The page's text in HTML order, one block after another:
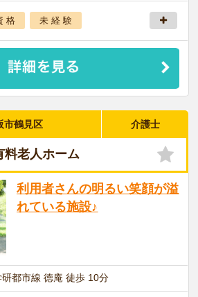
格 未 経 験
市鶴見区 介護士
料老人ホーム
利用者さんの明るい笑顔が溢
れている施設♪
研都市線 徳庵 徒歩 10分